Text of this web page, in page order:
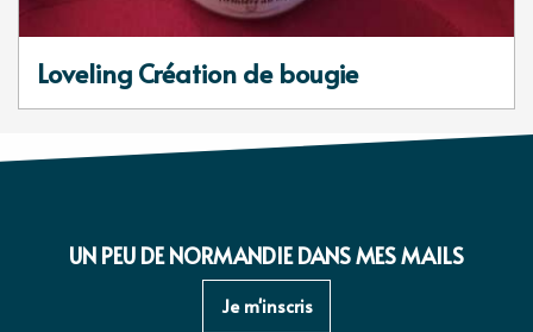
Loveling Création de bougie
UN PEU DE NORMANDIE DANS MES MAILS
Je m'inscris